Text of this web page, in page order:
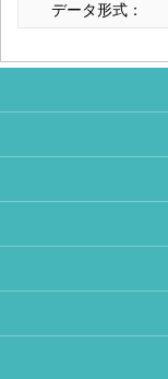
データ形式：